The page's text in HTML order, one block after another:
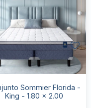
Sommier Florida -
King - 1.80 x 2.00